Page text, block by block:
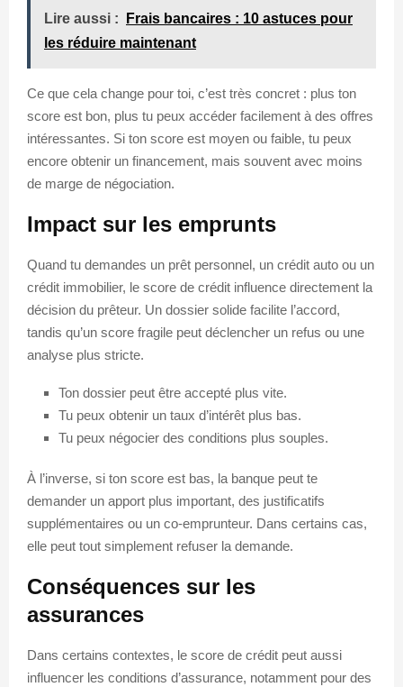
Lire aussi :
Frais bancaires : 10 astuces pour
les réduire maintenant
Ce que cela change pour toi, c’est très concret : plus ton
score est bon, plus tu peux accéder facilement à des offres
intéressantes. Si ton score est moyen ou faible, tu peux
encore obtenir un financement, mais souvent avec moins
de marge de négociation.
Impact sur les emprunts
Quand tu demandes un prêt personnel, un crédit auto ou un
crédit immobilier, le score de crédit influence directement la
décision du prêteur. Un dossier solide facilite l’accord,
tandis qu’un score fragile peut déclencher un refus ou une
analyse plus stricte.
Ton dossier peut être accepté plus vite.
Tu peux obtenir un taux d’intérêt plus bas.
Tu peux négocier des conditions plus souples.
À l’inverse, si ton score est bas, la banque peut te
demander un apport plus important, des justificatifs
supplémentaires ou un co-emprunteur. Dans certains cas,
elle peut tout simplement refuser la demande.
Conséquences sur les
assurances
Dans certains contextes, le score de crédit peut aussi
influencer les conditions d’assurance, notamment pour des